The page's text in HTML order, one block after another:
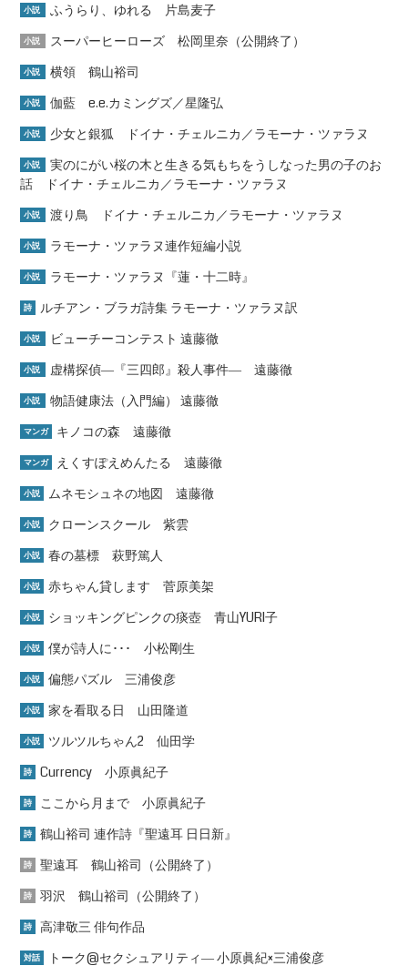
小説 ふうらり、ゆれる 片島麦子
小説 スーパーヒーローズ 松岡里奈（公開終了）
小説 横領 鶴山裕司
小説 伽藍 e.e.カミングズ／星隆弘
小説 少女と銀狐 ドイナ・チェルニカ／ラモーナ・ツァラヌ
小説
実のにがい桜の木と生きる気もちをうしなった男の子のお
話 ドイナ・チェルニカ／ラモーナ・ツァラヌ
小説 渡り鳥 ドイナ・チェルニカ／ラモーナ・ツァラヌ
小説 ラモーナ・ツァラヌ連作短編小説
小説 ラモーナ・ツァラヌ『蓮・十二時』
詩 ルチアン・ブラガ詩集 ラモーナ・ツァラヌ訳
小説 ビューチーコンテスト 遠藤徹
小説 虚構探偵―『三四郎』殺人事件― 遠藤徹
小説 物語健康法（入門編） 遠藤徹
マンガ キノコの森 遠藤徹
マンガ えくすぽえめんたる 遠藤徹
小説 ムネモシュネの地図 遠藤徹
小説 クローンスクール 紫雲
小説 春の墓標 萩野篤人
小説 赤ちゃん貸します 菅原美架
小説 ショッキングピンクの痰壺 青山YURI子
小説 僕が詩人に･･･ 小松剛生
小説 偏態パズル 三浦俊彦
小説 家を看取る日 山田隆道
小説 ツルツルちゃん2 仙田学
詩 Currency 小原眞紀子
詩 ここから月まで 小原眞紀子
詩 鶴山裕司 連作詩『聖遠耳 日日新』
詩 聖遠耳 鶴山裕司（公開終了）
詩 羽沢 鶴山裕司（公開終了）
詩 高津敬三 俳句作品
対話 トーク@セクシュアリティ― 小原眞紀×三浦俊彦